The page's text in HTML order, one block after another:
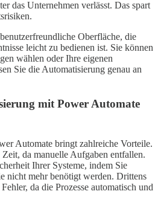
das Unternehmen verlässt. Das spart
Oberfläche, die
leicht zu bedienen ist. Sie können
wählen oder Ihre eigenen
Sie die Automatisierung genau an
mit Power Automate
Automate bringt zahlreiche Vorteile.
da manuelle Aufgaben entfallen.
Ihrer Systeme, indem Sie
nicht mehr benötigt werden. Drittens
da die Prozesse automatisch und